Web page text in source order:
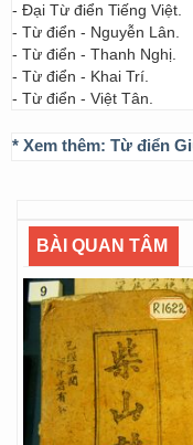
- Đại Từ điển Tiếng Việt.
- Từ điển - Nguyễn Lân.
- Từ điển - Thanh Nghị.
- Từ điển - Khai Trí.
- Từ điển - Việt Tân.
* Xem thêm: Từ điển
BÀI QUAN TÂM